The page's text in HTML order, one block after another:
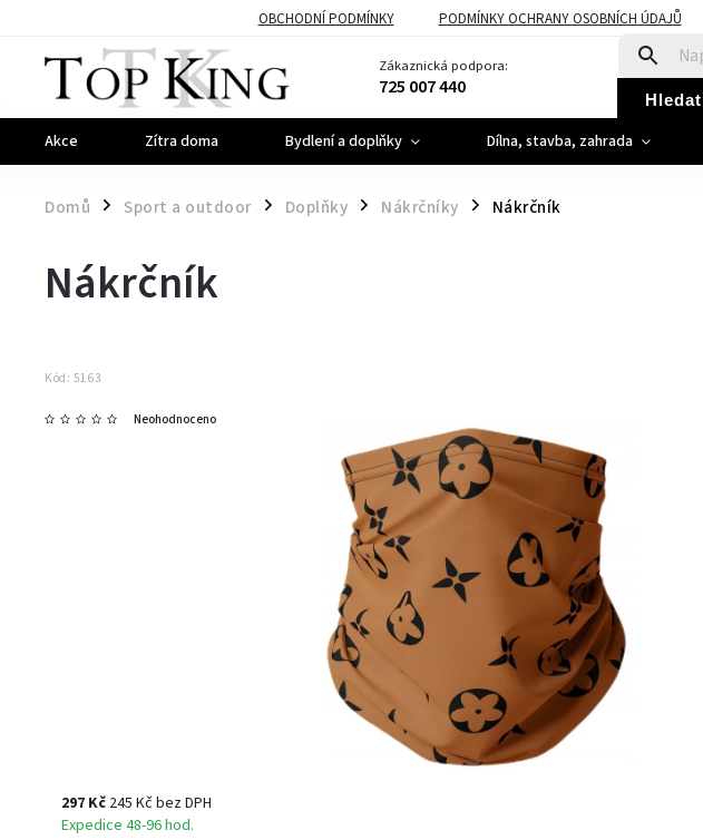
OBCHODNÍ PODMÍNKY PODMÍNKY OCHRANY OSOBNÍCH ÚDAJŮ
Zákaznická podpora:
725 007 440 Hledat
Akce Zítra doma Bydlení a doplňky Dílna, stavba, zahrada
Domů / Sport a outdoor / Doplňky / Nákrčníky / Nákrčník
Nákrčník
Kód: 5163
Neohodnoceno
297 Kč 245 Kč bez DPH
Expedice 48-96 hod.